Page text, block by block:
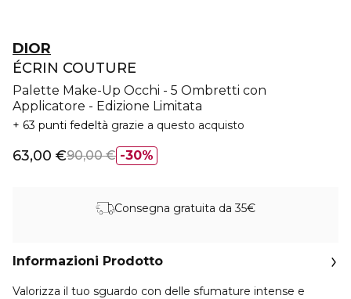
DIOR
ÉCRIN COUTURE
Palette Make-Up Occhi - 5 Ombretti con
Applicatore - Edizione Limitata
63 punti fedeltà grazie a questo acquisto
30%
63,00 €90,00 €
Consegna gratuita da 35€
Informazioni Prodotto
Valorizza il tuo sguardo con delle sfumature intense e